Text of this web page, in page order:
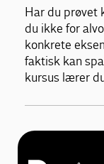
Har du prøvet
du ikke for
konkrete
faktisk kan
kursus lærer